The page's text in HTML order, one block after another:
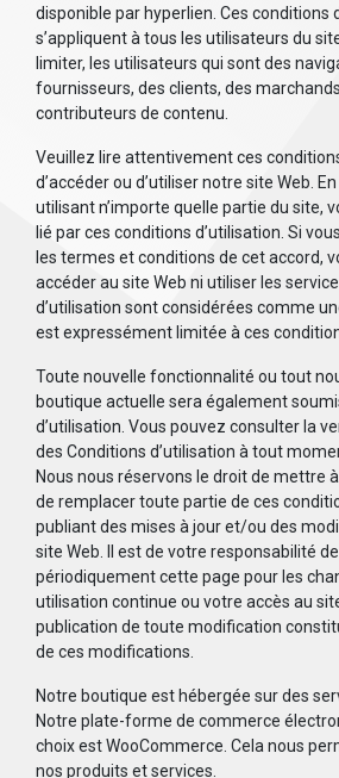
disponible par hyperlien. Ces conditions
s’appliquent à tous les utilisateurs du
limiter, les utilisateurs qui sont des
fournisseurs, des clients, des
contributeurs de contenu.
Veuillez lire attentivement ces
d’accéder ou d’utiliser notre site Web.
utilisant n’importe quelle partie du site,
lié par ces conditions d’utilisation. Si
les termes et conditions de cet accord,
accéder au site Web ni utiliser les
d’utilisation sont considérées comme
est expressément limitée à ces
Toute nouvelle fonctionnalité ou tout
boutique actuelle sera également
d’utilisation. Vous pouvez consulter la
des Conditions d’utilisation à tout
Nous nous réservons le droit de mettre
de remplacer toute partie de ces
publiant des mises à jour et/ou des
site Web. Il est de votre responsabilité
périodiquement cette page pour les
utilisation continue ou votre accès au
publication de toute modification
de ces modifications.
Notre boutique est hébergée sur des
Notre plate-forme de commerce
choix est WooCommerce. Cela nous
nos produits et services.